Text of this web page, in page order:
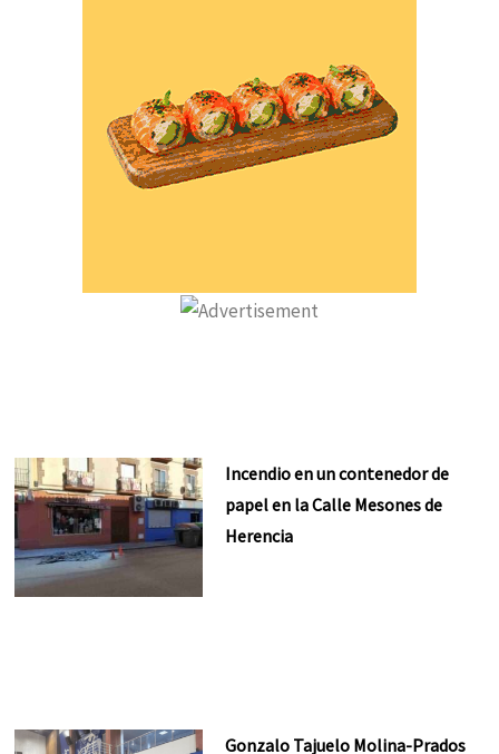
Incendio en un contenedor de
papel en la Calle Mesones de
Herencia
Gonzalo Tajuelo Molina-Prados